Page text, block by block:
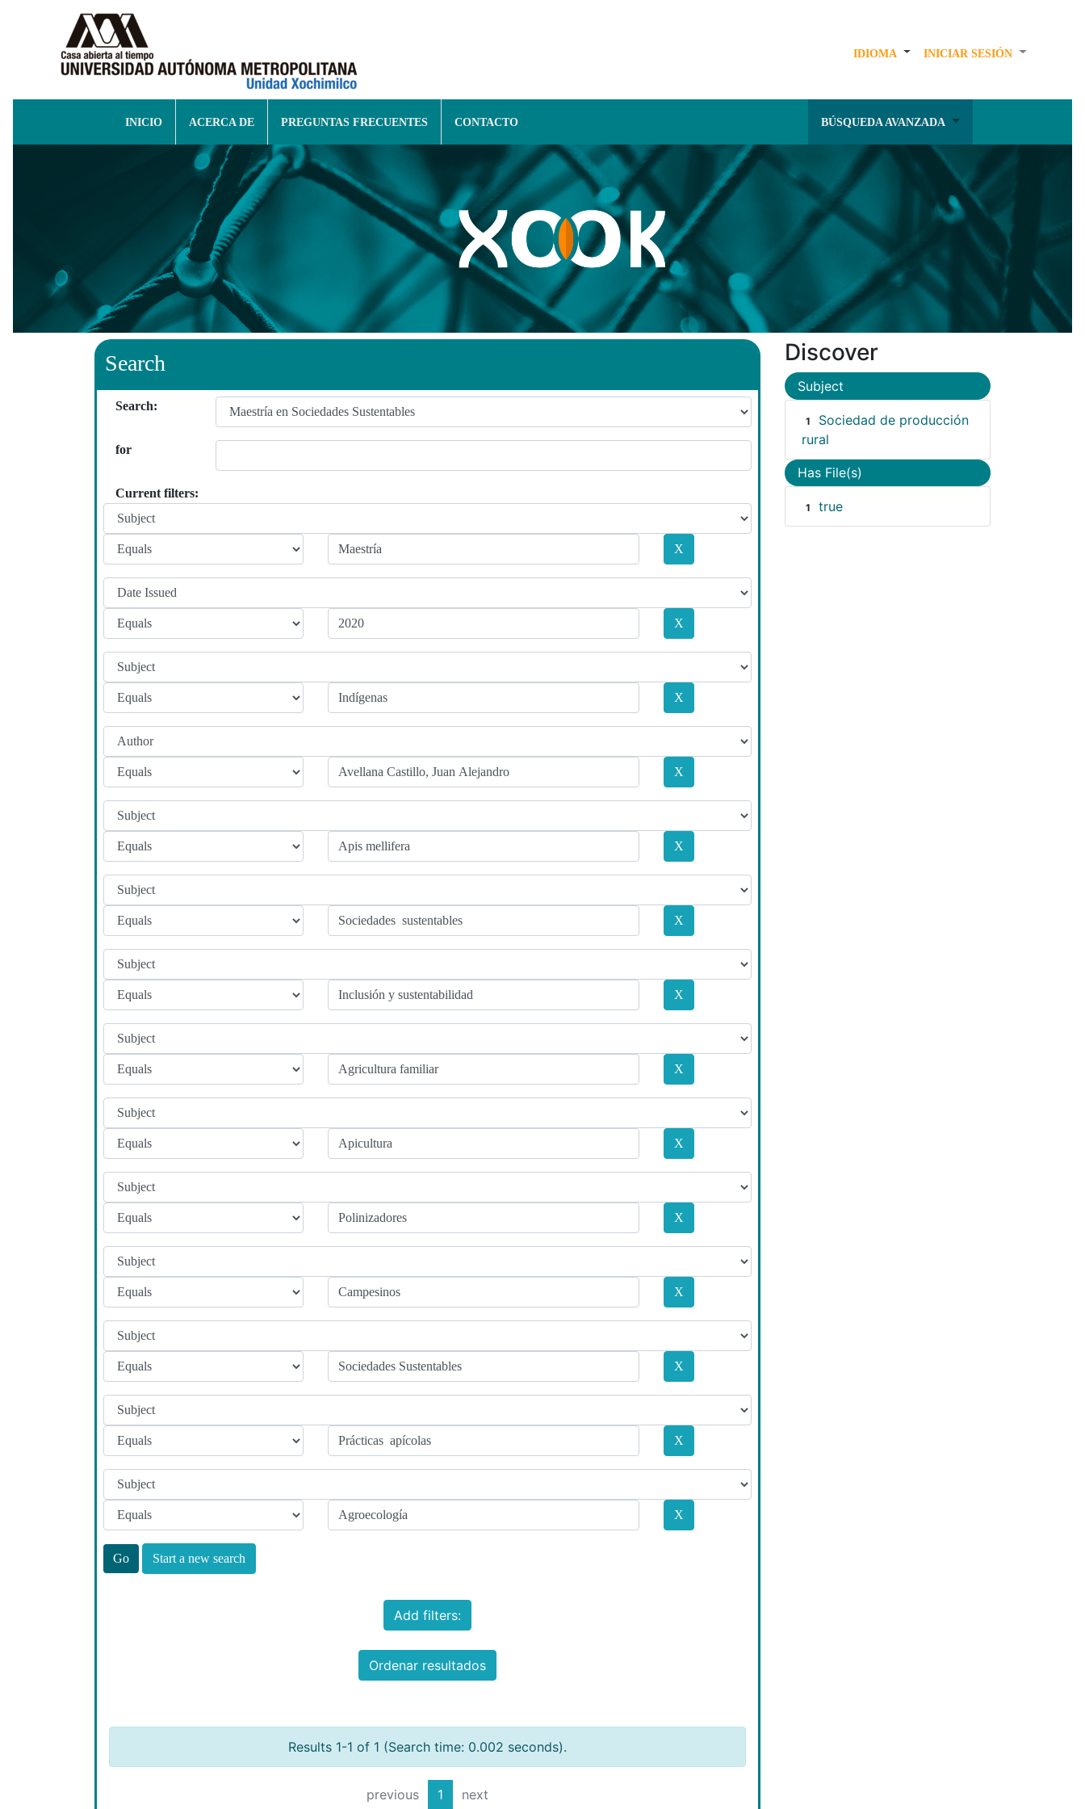
IDIOMA INICIAR SESIÓN
INICIO ACERCA DE PREGUNTAS FRECUENTES CONTACTO BÚSQUEDA AVANZADA
Search
Search:
for
Current filters:
Start a new search
Add filters:
Ordenar resultados
Results 1-1 of 1 (Search time: 0.002 seconds).
previous 1 next
Discover
Subject
1
Sociedad de producción
rural
Has File(s)
1 true